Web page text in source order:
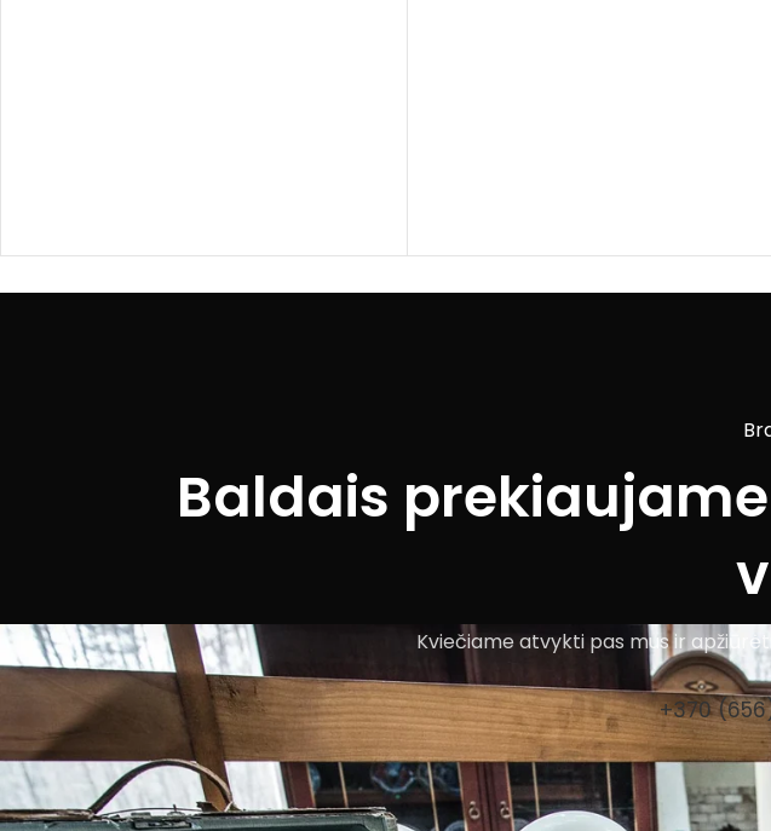
Baldais
Kviečiame atvykti pas mus ir
+370